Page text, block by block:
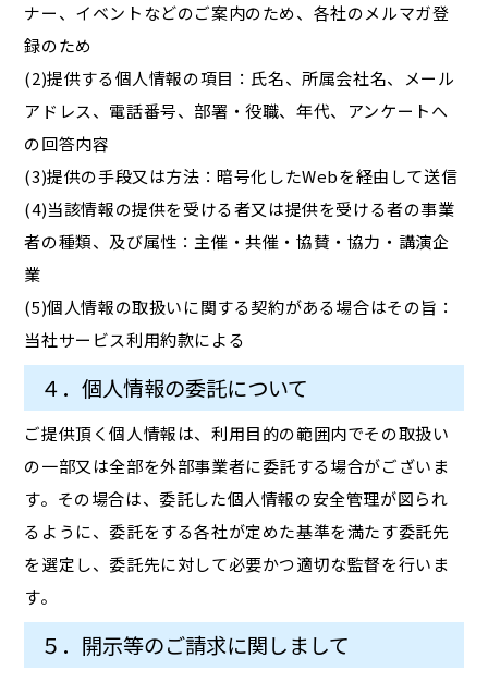
ナー、イベントなどのご案内のため、各社のメルマガ登
録のため
(2)提供する個人情報の項目：氏名、所属会社名、メール
アドレス、電話番号、部署・役職、年代、アンケートへ
の回答内容
(3)提供の手段又は方法：暗号化したWebを経由して送信
(4)当該情報の提供を受ける者又は提供を受ける者の事業
者の種類、及び属性：主催・共催・協賛・協力・講演企
業
(5)個人情報の取扱いに関する契約がある場合はその旨：
当社サービス利用約款による
４．個人情報の委託について
ご提供頂く個人情報は、利用目的の範囲内でその取扱い
の一部又は全部を外部事業者に委託する場合がございま
す。その場合は、委託した個人情報の安全管理が図られ
るように、委託をする各社が定めた基準を満たす委託先
を選定し、委託先に対して必要かつ適切な監督を行いま
す。
５．開示等のご請求に関しまして